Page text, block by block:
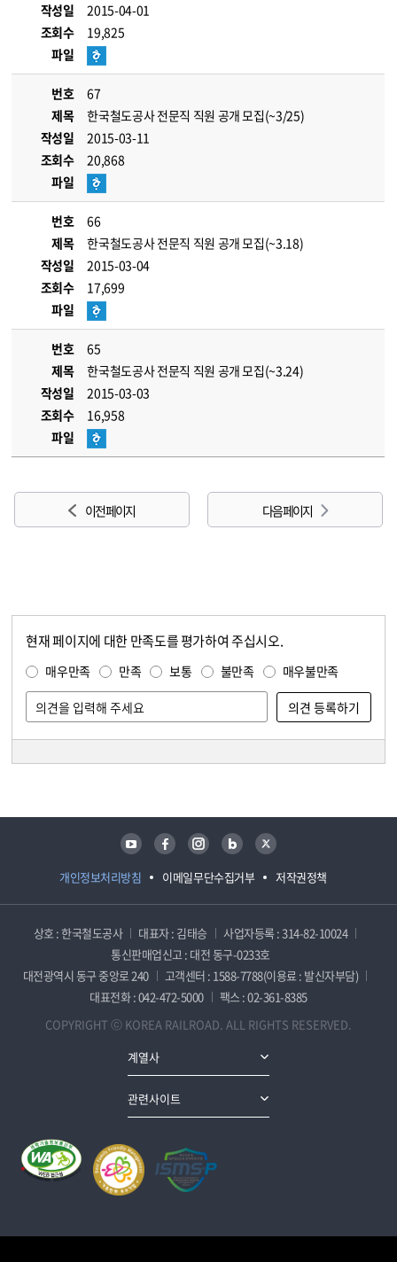
작성일
2015-04-01
조회수
19,825
파일
번호
67
제목
한국철도공사 전문직 직원 공개 모집(~3/25)
작성일
2015-03-11
조회수
20,868
파일
번호
66
제목
한국철도공사 전문직 직원 공개 모집(~3.18)
작성일
2015-03-04
조회수
17,699
파일
번호
65
제목
한국철도공사 전문직 직원 공개 모집(~3.24)
작성일
2015-03-03
조회수
16,958
파일
이전 페이지 다음 페이지
현재 페이지에 대한 만족도를 평가하여 주십시오.
매우만족 만족 보통 불만족 매우불만족
개인정보처리방침 이메일무단수집거부 저작권정책
유튜브 페이스북 인스타그램 블로그 트위터
상호 : 한국철도공사 대표자 : 김태승
사업자등록 : 314-82-10024
통신판매업신고 : 대전 동구-0233호
대전광역시 동구 중앙로 240
고객센터 : 1588-7788(이용료 : 발신자부담)
대표전화 : 042-472-5000
팩스 : 02-361-8385
COPYRIGHT ⓒ KOREA RAILROAD. ALL RIGHTS RESERVED.
계열사
관련사이트